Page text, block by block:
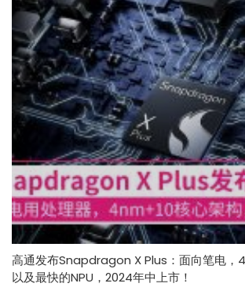
高通发布Snapdragon X Plus：面向笔电，
以及最快的NPU，2024年中上市！